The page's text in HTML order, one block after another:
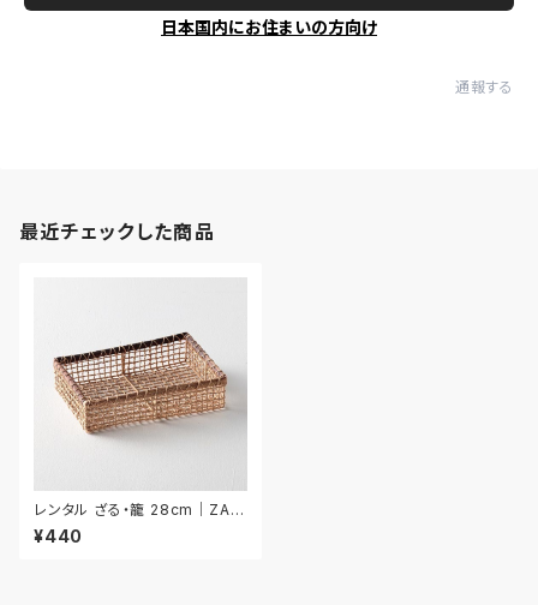
日本国内にお住まいの方向け
通報する
最近チェックした商品
レンタル ざる・籠 28cm｜ZAR
031
¥440